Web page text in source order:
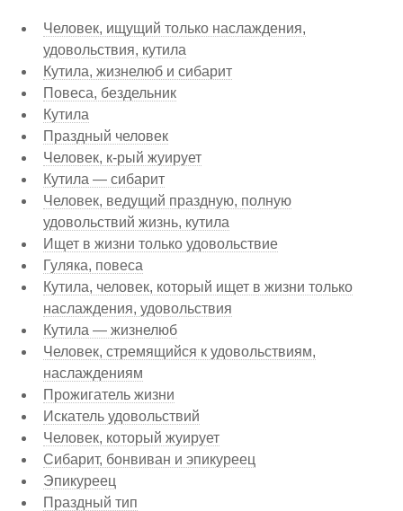
Человек, ищущий только наслаждения,
удовольствия, кутила
Кутила, жизнелюб и сибарит
Повеса, бездельник
Кутила
Праздный человек
Человек, к-рый жуирует
Кутила — сибарит
Человек, ведущий праздную, полную
удовольствий жизнь, кутила
Ищет в жизни только удовольствие
Гуляка, повеса
Кутила, человек, который ищет в жизни только
наслаждения, удовольствия
Кутила — жизнелюб
Человек, стремящийся к удовольствиям,
наслаждениям
Прожигатель жизни
Искатель удовольствий
Человек, который жуирует
Сибарит, бонвиван и эпикуреец
Эпикуреец
Праздный тип